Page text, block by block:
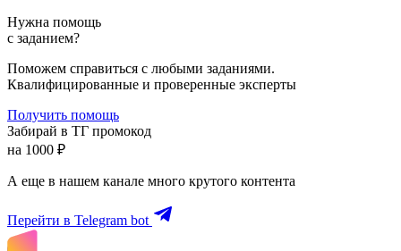
Нужна помощь
с заданием?
Поможем справиться с любыми заданиями.
Квалифицированные и проверенные эксперты
Получить помощь
Забирай в ТГ промокод
на 1000 ₽
А еще в нашем канале много крутого контента
Перейти в Telegram bot